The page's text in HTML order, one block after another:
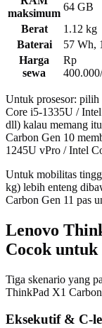
maksimum
64 GB
Berat
1.12 kg
Baterai
57 Wh,
Harga
sewa
Rp
Untuk prosesor:
Core i5-1335U /
dll) kalau memang
Carbon Gen 10
1245U vPro / Intel
Untuk mobilitas
kg) lebih enteng
Carbon Gen 11 pas
Lenovo
Cocok
Tiga skenario yang
ThinkPad X1
Eksekutif & C-